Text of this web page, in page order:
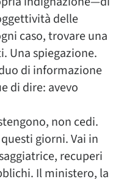
delle
caso, trovare una
Una spiegazione.
di informazione
di dire: avevo
non cedi.
giorni. Vai in
recuperi
Il ministero, la